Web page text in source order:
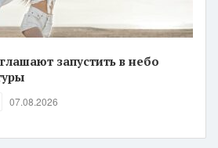
запустить в небо
07.08.2026